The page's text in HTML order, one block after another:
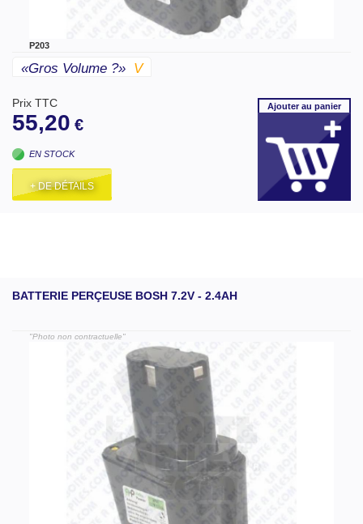
P203
«gros Volume ?» V
Prix TTC
55,20 €
EN STOCK
+ DE DÉTAILS
Ajouterau panier
BATTERIE PERÇEUSE BOSH 7.2V - 2.4AH
"Photo non contractuelle"